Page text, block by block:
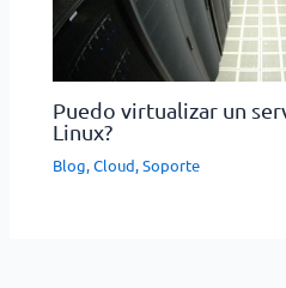
Puedo virtualizar un
Linux?
Blog,Cloud,Soporte